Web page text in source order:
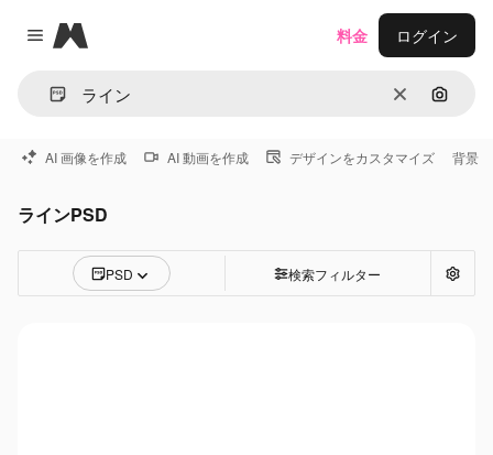
Close menu
Magnific
消去 画像で
料金 ログイン
AI 画像を作成 AI 動画を作成 デザインをカスタマイズ 背景
ラインPSD
PSD 検索フィルター